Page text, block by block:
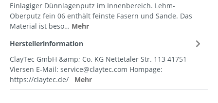
Einlagiger Dünnlagenputz im Innenbereich. Lehm-
Oberputz fein 06 enthält feinste Fasern und Sande. Das
Material ist beso… Mehr
Herstellerinformation
ClayTec GmbH &amp; Co. KG Nettetaler Str. 113 41751
Viersen E-Mail: service@claytec.com Hompage:
https://claytec.de/ Mehr